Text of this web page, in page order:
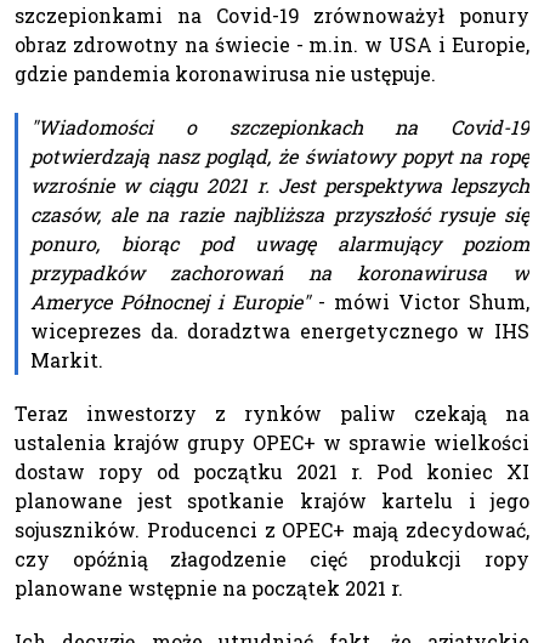
szczepionkami na Covid-19 zrównoważył ponury
obraz zdrowotny na świecie - m.in. w USA i Europie,
gdzie pandemia koronawirusa nie ustępuje.
"Wiadomości o szczepionkach na Covid-19
potwierdzają nasz pogląd, że światowy popyt na ropę
wzrośnie w ciągu 2021 r. Jest perspektywa lepszych
czasów, ale na razie najbliższa przyszłość rysuje się
ponuro, biorąc pod uwagę alarmujący poziom
przypadków zachorowań na koronawirusa w
Ameryce Północnej i Europie"- mówi Victor Shum,
wiceprezes da. doradztwa energetycznego w IHS
Markit.
Teraz inwestorzy z rynków paliw czekają na
ustalenia krajów grupy OPEC+ w sprawie wielkości
dostaw ropy od początku 2021 r. Pod koniec XI
planowane jest spotkanie krajów kartelu i jego
sojuszników. Producenci z OPEC+ mają zdecydować,
czy opóźnią złagodzenie cięć produkcji ropy
planowane wstępnie na początek 2021 r.